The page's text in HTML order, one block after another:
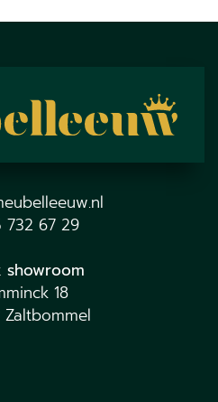
732 67 29
showroom
18
Zaltbommel